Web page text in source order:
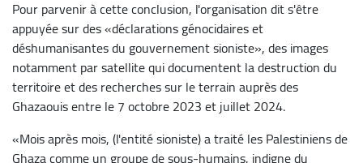
Pour parvenir à cette conclusion, l'organisation dit s'être
appuyée sur des «déclarations génocidaires et
déshumanisantes du gouvernement sioniste», des images
notamment par satellite qui documentent la destruction du
territoire et des recherches sur le terrain auprès des
Ghazaouis entre le 7 octobre 2023 et juillet 2024.
«Mois après mois, (l'entité sioniste) a traité les Palestiniens de
Ghaza comme un groupe de sous-humains, indigne du